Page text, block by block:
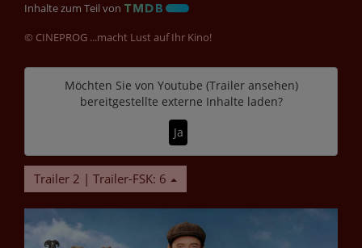
Inhalte zum Teil von
© CINEPROG ...macht Lust auf Ihr Kino!
Möchten Sie von Youtube (Trailer ansehen)
bereitgestellte externe Inhalte laden?
Ja
Trailer 2 | Trailer-FSK: 6